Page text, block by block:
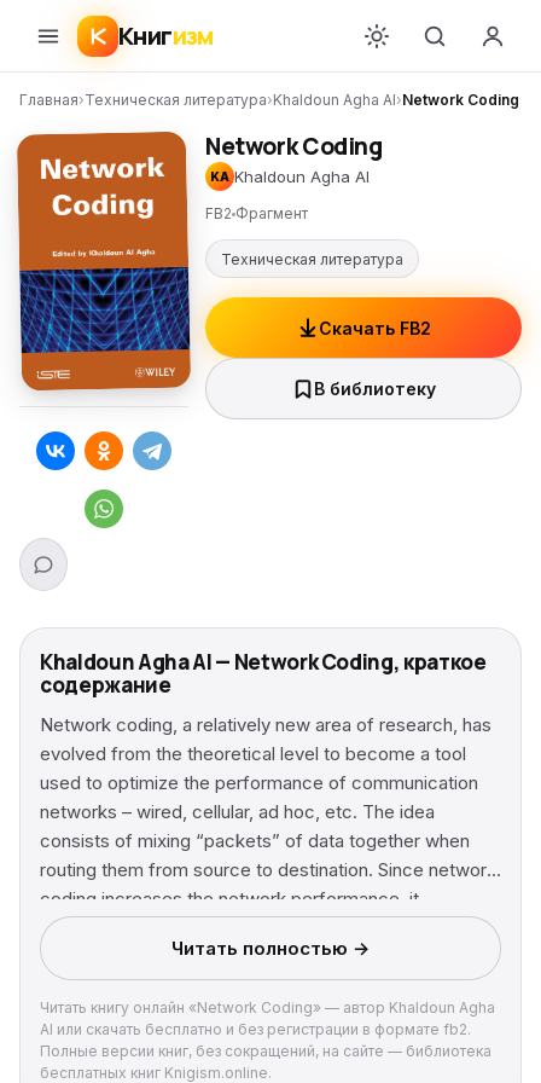
Книгизм
Главная›Техническая литература›Khaldoun Agha Al›Network Coding
Network Coding
KA Khaldoun Agha Al
FB2 Фрагмент
Техническая литература
Скачать FB2
В библиотеку
Khaldoun Agha Al — Network Coding, краткое
содержание
Network coding, a relatively new area of research, has
evolved from the theoretical level to become a tool
used to optimize the performance of communication
networks – wired, cellular, ad hoc, etc. The idea
consists of mixing “packets” of data together when
routing them from source to destination. Since network
coding increases the network performance, it
becomes a tool to enhance the existing protocols and
algorithms in a network or for applications such as
peer-to-peer and TCP. This book delivers an
understanding of network coding and provides a set of
studies showing the improvements in security, capacity
and performance of fixed and mobile networks. This is
Читать полностью →
Читать книгу онлайн «Network Coding» — автор Khaldoun Agha
Al или скачать бесплатно и без регистрации в формате fb2.
Полные версии книг, без сокращений, на сайте — библиотека
бесплатных книг Knigism.online.